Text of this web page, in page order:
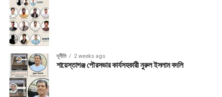
দূর্নীতি 2 weeks ago
শায়েস্তাগঞ্জ পৌরসভার কার্যসহকারী নুরুল ইসলাম বদলি